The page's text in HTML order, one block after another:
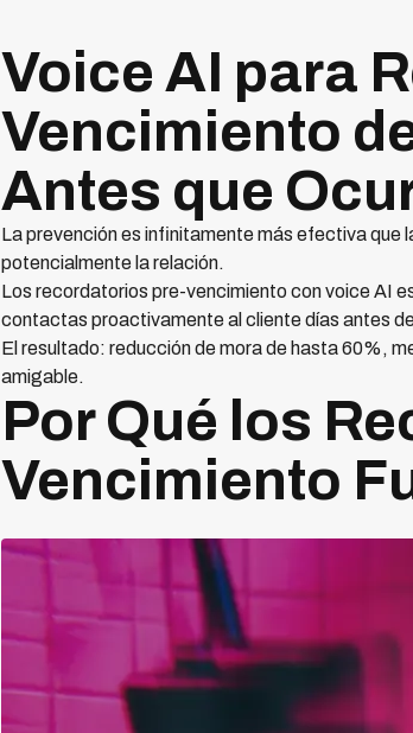
Voice AI para
Vencimiento
Antes que
La prevención es infinitamente más efectiva que
potencialmente la relación.
Los recordatorios pre-vencimiento con voice AI
contactas proactivamente al cliente días antes
El resultado: reducción de mora de hasta 60%,
amigable.
Por Qué los
Vencimiento